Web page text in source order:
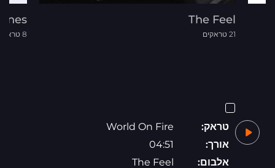
The Feel
21 טראקים 8 טראקים
טראק:
World On Fire
אורך:
04:51
אלבום:
The Feel